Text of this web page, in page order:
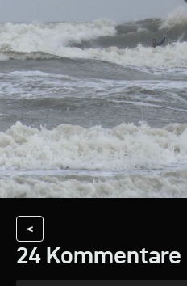
<
24 Kommentare